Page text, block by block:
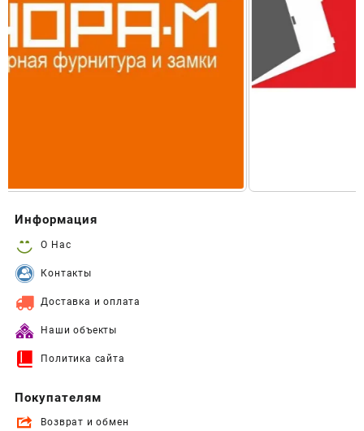
Информация
О Нас
Контакты
Доставка и оплата
Наши объекты
Политика сайта
Покупателям
Возврат и обмен